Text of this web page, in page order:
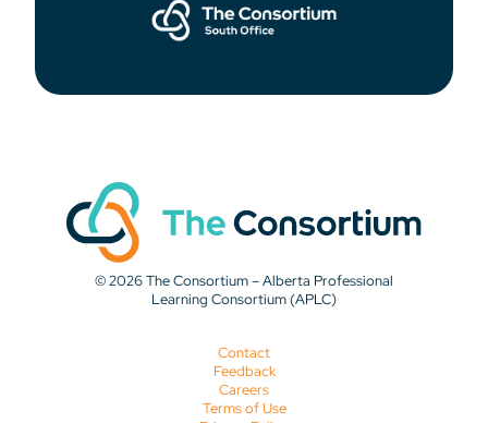
© 2026 The Consortium – Alberta Professional
Learning Consortium (APLC)
Contact
Feedback
Careers
Terms of Use